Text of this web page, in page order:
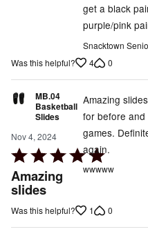
get a black
purple/pink
Snacktown
Was this helpful?
4 0
MB.04
Basketball
Slides
Nov 4, 2024
Rated
5
out
of
Amazing
slides
Amazing
for before
games.
again.
wwwww
Was this helpful? 1 0